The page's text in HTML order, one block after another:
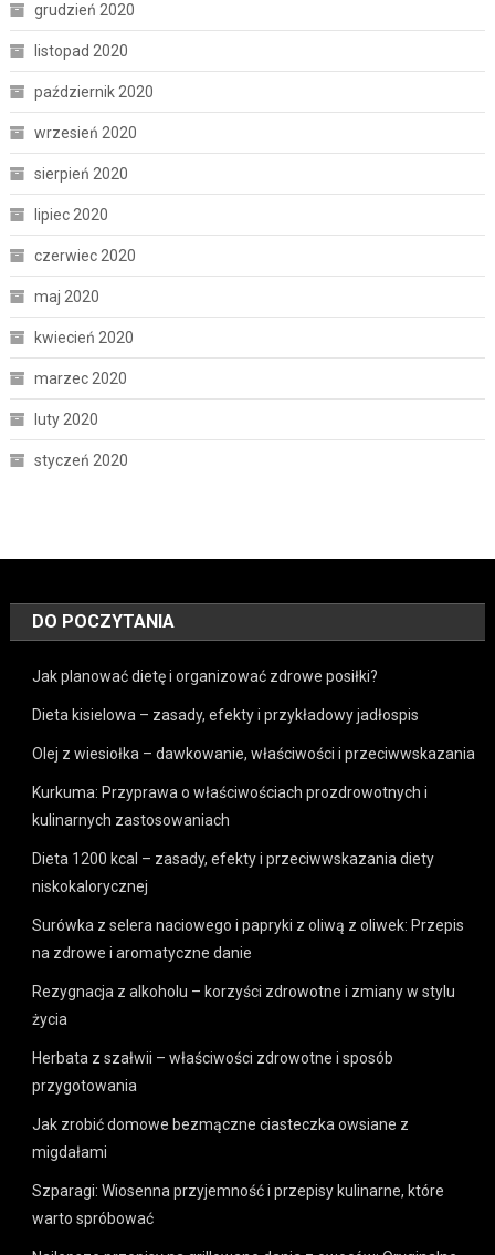
grudzień 2020
listopad 2020
październik 2020
wrzesień 2020
sierpień 2020
lipiec 2020
czerwiec 2020
maj 2020
kwiecień 2020
marzec 2020
luty 2020
styczeń 2020
DO POCZYTANIA
Jak planować dietę i organizować zdrowe posiłki?
Dieta kisielowa – zasady, efekty i przykładowy jadłospis
Olej z wiesiołka – dawkowanie, właściwości i przeciwwskazania
Kurkuma: Przyprawa o właściwościach prozdrowotnych i
kulinarnych zastosowaniach
Dieta 1200 kcal – zasady, efekty i przeciwwskazania diety
niskokalorycznej
Surówka z selera naciowego i papryki z oliwą z oliwek: Przepis
na zdrowe i aromatyczne danie
Rezygnacja z alkoholu – korzyści zdrowotne i zmiany w stylu
życia
Herbata z szałwii – właściwości zdrowotne i sposób
przygotowania
Jak zrobić domowe bezmączne ciasteczka owsiane z
migdałami
Szparagi: Wiosenna przyjemność i przepisy kulinarne, które
warto spróbować